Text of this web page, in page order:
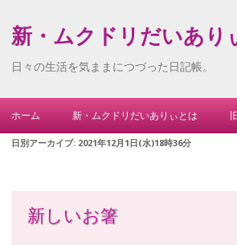
新・ムクドリだいあり
日々の生活を気ままにつづった日記帳。
ホーム 新・ムクドリだいありぃとは
日別アーカイブ: 2021年12月1日(水)18時36分
新しいお箸